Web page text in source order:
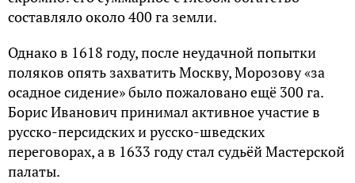
составляло около 400 га земли.
Однако в 1618 году, после неудачной попытки
поляков опять захватить Москву, Морозову «за
осадное сидение» было пожаловано ещё 300 га.
Борис Иванович принимал активное участие в
русско-персидских и русско-шведских
переговорах, а в 1633 году стал судьёй Мастерской
палаты.